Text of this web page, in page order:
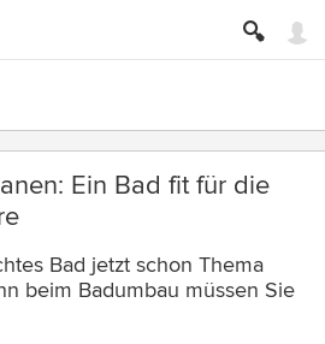
Ein Bad fit für die
Bad jetzt schon Thema
beim Badumbau müssen Sie